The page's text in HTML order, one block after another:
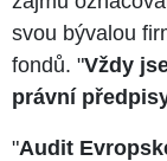
svou bývalou
fondů. "Vždy
právní
"Audit